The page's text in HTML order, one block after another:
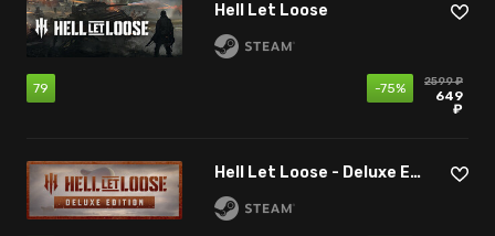
Hell Let Loose
79 -75% 2599 ₽
649
₽
Hell Let Loose - Deluxe Edition